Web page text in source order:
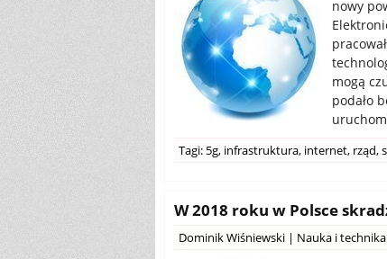
nowy
mogą
podało
Tagi: 5g, infrastruktura, internet, rząd,
W 2018 roku w Polsce
Dominik Wiśniewski | Nauka i technika